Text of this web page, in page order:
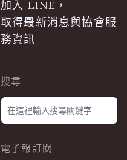
加入 LINE，
取得最新消息與協會服
務資訊
搜尋
電子報訂閱